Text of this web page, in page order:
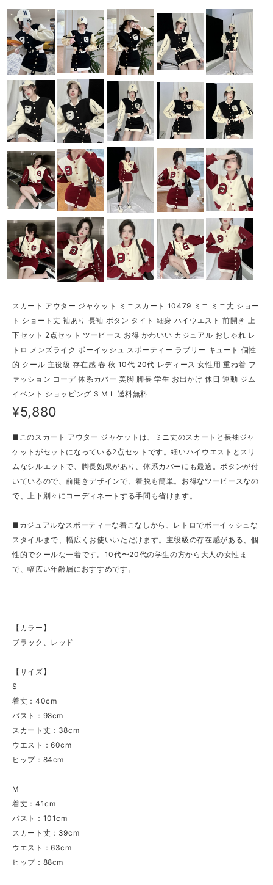
スカート アウター ジャケット ミニスカート 10479 ミニ ミニ丈 ショー
ト ショート丈 袖あり 長袖 ボタン タイト 細身 ハイウエスト 前開き 上
下セット 2点セット ツーピース お得 かわいい カジュアル おしゃれ レ
トロ メンズライク ボーイッシュ スポーティー ラブリー キュート 個性
的 クール 主役級 存在感 春 秋 10代 20代 レディース 女性用 重ね着 フ
ァッション コーデ 体系カバー 美脚 脚長 学生 お出かけ 休日 運動 ジム
イベント ショッピング S M L 送料無料
¥5,880
■このスカート アウター ジャケットは、ミニ丈のスカートと長袖ジャ
ケットがセットになっている2点セットです。細いハイウエストとスリ
ムなシルエットで、脚長効果があり、体系カバーにも最適。ボタンが付
いているので、前開きデザインで、着脱も簡単。お得なツーピースなの
で、上下別々にコーディネートする手間も省けます。
■カジュアルなスポーティーな着こなしから、レトロでボーイッシュな
スタイルまで、幅広くお使いいただけます。主役級の存在感がある、個
性的でクールな一着です。10代〜20代の学生の方から大人の女性ま
で、幅広い年齢層におすすめです。
【カラー】
ブラック、レッド
【サイズ】
S
着丈：40cm
バスト：98cm
スカート丈：38cm
ウエスト：60cm
ヒップ：84cm
M
着丈：41cm
バスト：101cm
スカート丈：39cm
ウエスト：63cm
ヒップ：88cm